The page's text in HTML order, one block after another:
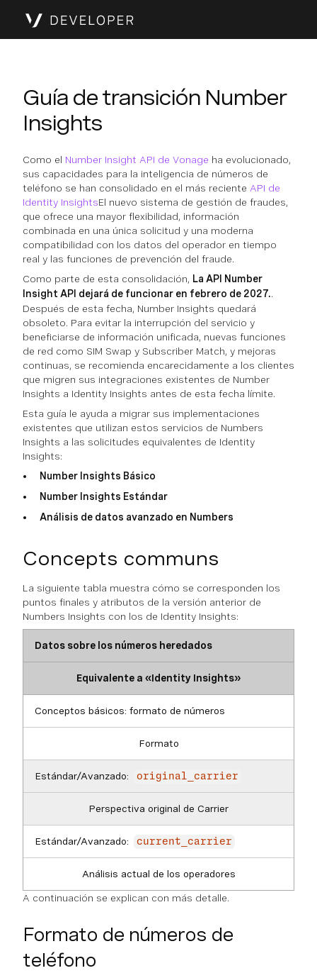
Guía de transición Number
Insights
Como el Number Insight API de Vonage ha evolucionado,
sus capacidades para la inteligencia de números de
teléfono se han consolidado en el más reciente API de
Identity InsightsEl nuevo sistema de gestión de fraudes,
que ofrece una mayor flexibilidad, información
combinada en una única solicitud y una moderna
compatibilidad con los datos del operador en tiempo
real y las funciones de prevención del fraude.
Como parte de esta consolidación, La API Number
Insight API dejará de funcionar en febrero de 2027..
Después de esta fecha, Number Insights quedará
obsoleto. Para evitar la interrupción del servicio y
beneficiarse de información unificada, nuevas funciones
de red como SIM Swap y Subscriber Match, y mejoras
continuas, se recomienda encarecidamente a los clientes
que migren sus integraciones existentes de Number
Insights a Identity Insights antes de esta fecha límite.
Esta guía le ayuda a migrar sus implementaciones
existentes que utilizan estos servicios de Numbers
Insights a las solicitudes equivalentes de Identity
Insights:
Number Insights Básico
Number Insights Estándar
Análisis de datos avanzado en Numbers
Concepts communs
La siguiente tabla muestra cómo se corresponden los
puntos finales y atributos de la versión anterior de
Numbers Insights con los de Identity Insights:
Datos sobre los números heredados
Equivalente a «Identity Insights»
Conceptos básicos: formato de números
Formato
Estándar/Avanzado: original_carrier
Perspectiva original de Carrier
Estándar/Avanzado: current_carrier
Análisis actual de los operadores
A continuación se explican con más detalle.
Formato de números de
teléfono